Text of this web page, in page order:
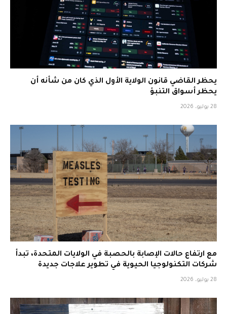
يحظر القاضي قانون الولاية الأول الذي كان من شأنه أن
يحظر أسواق التنبؤ
28 يوليو، 2026
مع ارتفاع حالات الإصابة بالحصبة في الولايات المتحدة، تبدأ
شركات التكنولوجيا الحيوية في تطوير علاجات جديدة
28 يوليو، 2026